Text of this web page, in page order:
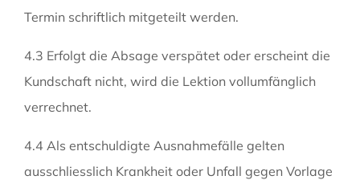
Termin schriftlich mitgeteilt werden.
4.3 Erfolgt die Absage verspätet oder erscheint die
Kundschaft nicht, wird die Lektion vollumfänglich
verrechnet.
4.4 Als entschuldigte Ausnahmefälle gelten
ausschliesslich Krankheit oder Unfall gegen Vorlage